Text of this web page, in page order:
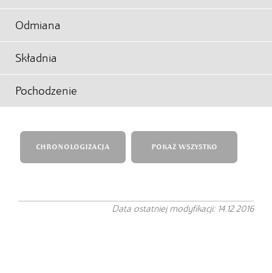
Odmiana
Składnia
Pochodzenie
CHRONOLOGIZACJA POKAŻ WSZYSTKO
Data ostatniej modyfikacji: 14.12.2016